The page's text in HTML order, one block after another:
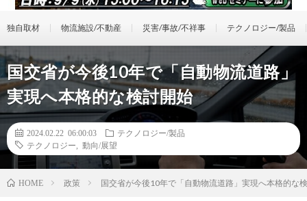
独自取材 物流施設/不動産 災害/事故/不祥事 テクノロジー/製品
国交省が今後10年で「自動物流道路」
実現へ本格的な検討開始
2024.02.22 06:00:03
テクノロジー/製品
テクノロジー
動向/展望
HOME 政策 国交省が今後10年で「自動物流道路」実現へ本格的な